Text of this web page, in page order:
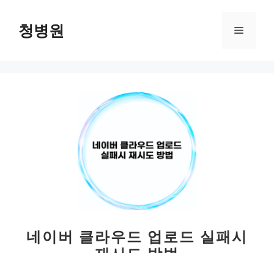
청병원 메
네이버 클라우드 업로드 실패시